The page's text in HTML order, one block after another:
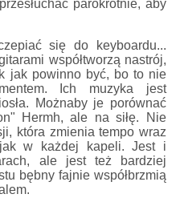
parokrotnie, aby
się do keyboardu...
współtworzą nastrój,
jak powinno być, bo to nie
Ich muzyka jest
Możnaby je porównać
Hermh, ale na siłę. Nie
która zmienia tempo wraz
w każdej kapeli. Jest i
ale jest też bardziej
bębny fajnie współbrzmią